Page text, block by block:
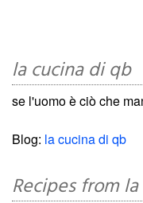
la cucina di qb
se l'uomo è ciò che
Blog: la cucina di qb
Recipes from